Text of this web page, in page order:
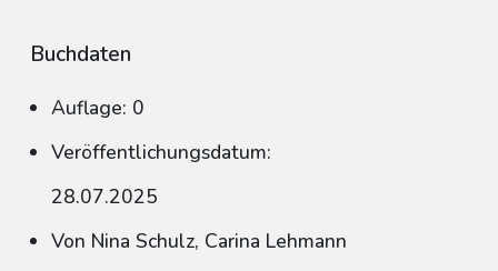
Buchdaten
Auflage: 0
Veröffentlichungsdatum:
28.07.2025
Von Nina Schulz, Carina Lehmann